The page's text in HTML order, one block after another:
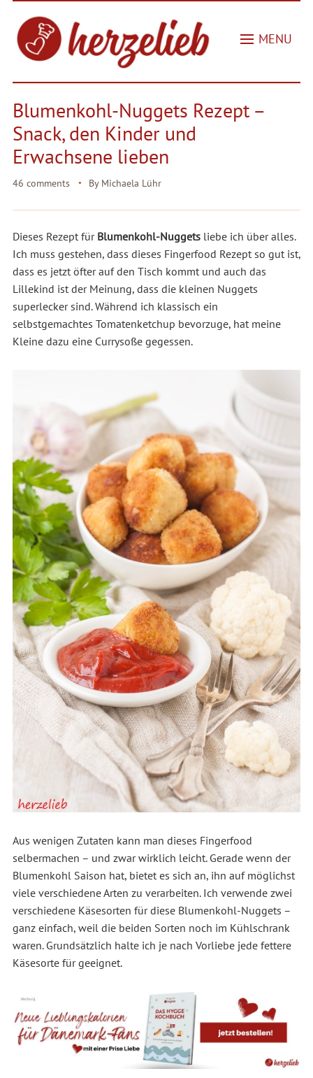
MENU
Blumenkohl-Nuggets Rezept –
Snack, den Kinder und
Erwachsene lieben
46 comments By Michaela Lühr
Dieses Rezept für Blumenkohl-Nuggetsliebe ich über alles.
Ich muss gestehen, dass dieses Fingerfood Rezept so gut ist,
dass es jetzt öfter auf den Tisch kommt und auch das
Lillekind ist der Meinung, dass die kleinen Nuggets
superlecker sind. Während ich klassisch ein
selbstgemachtes Tomatenketchup bevorzuge, hat meine
Kleine dazu eine Currysoße gegessen.
Aus wenigen Zutaten kann man dieses Fingerfood
selbermachen – und zwar wirklich leicht. Gerade wenn der
Blumenkohl Saison hat, bietet es sich an, ihn auf möglichst
viele verschiedene Arten zu verarbeiten. Ich verwende zwei
verschiedene Käsesorten für diese Blumenkohl-Nuggets –
ganz einfach, weil die beiden Sorten noch im Kühlschrank
waren. Grundsätzlich halte ich je nach Vorliebe jede fettere
Käsesorte für geeignet.